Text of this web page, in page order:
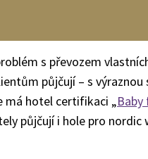
s převozem
půjčují – s
má hotel certifikaci „
půjčují i hole pro nordic